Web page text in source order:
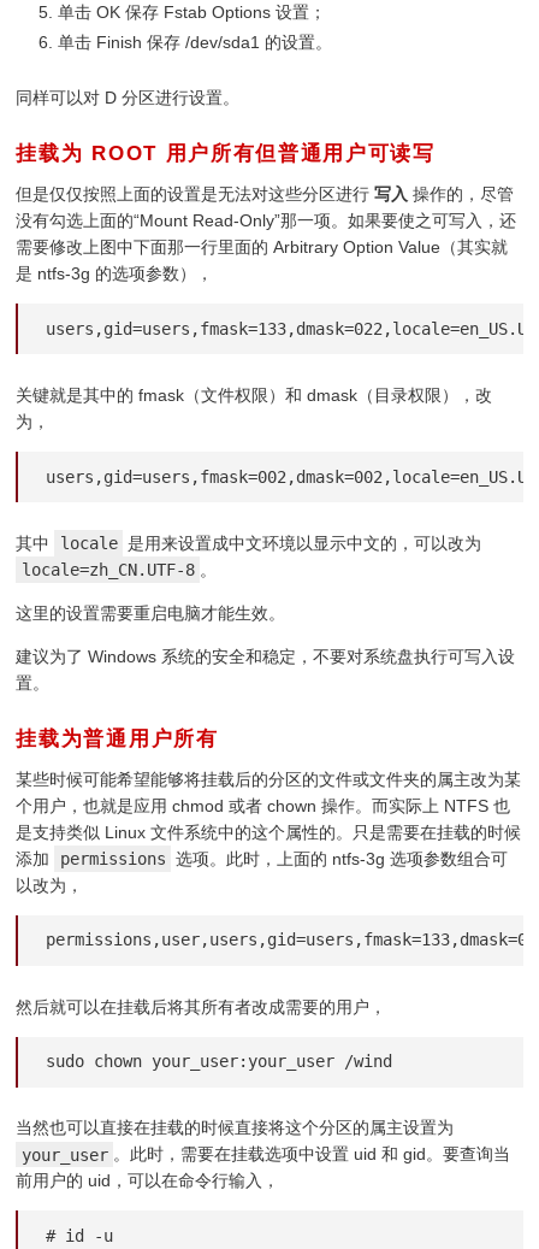
单击 OK 保存 Fstab Options 设置；
单击 Finish 保存 /dev/sda1 的设置。
同样可以对 D 分区进行设置。
挂载为 ROOT 用户所有但普通用户可读写
但是仅仅按照上面的设置是无法对这些分区进行写入 操作的，尽管
没有勾选上面的“Mount Read-Only”那一项。如果要使之可写入，还
需要修改上图中下面那一行里面的 Arbitrary Option Value（其实就
是 ntfs-3g 的选项参数），
关键就是其中的 fmask（文件权限）和 dmask（目录权限），改
为，
其中 locale 是用来设置成中文环境以显示中文的，可以改为
locale=zh_CN.UTF-8 。
这里的设置需要重启电脑才能生效。
建议为了 Windows 系统的安全和稳定，不要对系统盘执行可写入设
置。
挂载为普通用户所有
某些时候可能希望能够将挂载后的分区的文件或文件夹的属主改为某
个用户，也就是应用 chmod 或者 chown 操作。而实际上 NTFS 也
是支持类似 Linux 文件系统中的这个属性的。只是需要在挂载的时候
添加
permissions 选项。此时，上面的 ntfs-3g 选项参数组合可
以改为，
然后就可以在挂载后将其所有者改成需要的用户，
sudo chown your_user:your_user /wind
当然也可以直接在挂载的时候直接将这个分区的属主设置为
your_user 。此时，需要在挂载选项中设置 uid 和 gid。要查询当
前用户的 uid，可以在命令行输入，
# id -u